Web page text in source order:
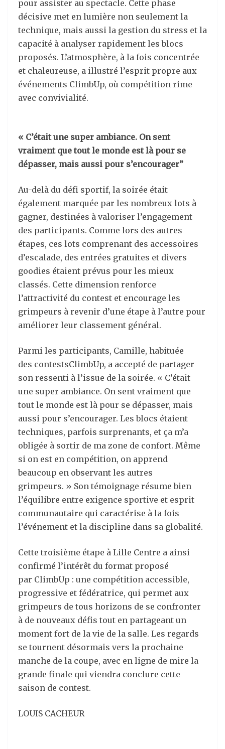
pour assister au spectacle. Cette phase
décisive met en lumière non seulement la
technique, mais aussi la gestion du stress et la
capacité à analyser rapidement les blocs
proposés. L’atmosphère, à la fois concentrée
et chaleureuse, a illustré l’esprit propre aux
événements ClimbUp, où compétition rime
avec convivialité.
« C’était une super ambiance. On sent
vraiment que tout le monde est là pour se
dépasser, mais aussi pour s’encourager”
Au-delà du défi sportif, la soirée était
également marquée par les nombreux lots à
gagner, destinées à valoriser l’engagement
des participants. Comme lors des autres
étapes, ces lots comprenant des accessoires
d’escalade, des entrées gratuites et divers
goodies étaient prévus pour les mieux
classés. Cette dimension renforce
l’attractivité du contest et encourage les
grimpeurs à revenir d’une étape à l’autre pour
améliorer leur classement général.
Parmi les participants, Camille, habituée
des contestsClimbUp, a accepté de partager
son ressenti à l’issue de la soirée. « C’était
une super ambiance. On sent vraiment que
tout le monde est là pour se dépasser, mais
aussi pour s’encourager. Les blocs étaient
techniques, parfois surprenants, et ça m’a
obligée à sortir de ma zone de confort. Même
si on est en compétition, on apprend
beaucoup en observant les autres
grimpeurs. » Son témoignage résume bien
l’équilibre entre exigence sportive et esprit
communautaire qui caractérise à la fois
l’événement et la discipline dans sa globalité.
Cette troisième étape à Lille Centre a ainsi
confirmé l’intérêt du format proposé
par ClimbUp : une compétition accessible,
progressive et fédératrice, qui permet aux
grimpeurs de tous horizons de se confronter
à de nouveaux défis tout en partageant un
moment fort de la vie de la salle. Les regards
se tournent désormais vers la prochaine
manche de la coupe, avec en ligne de mire la
grande finale qui viendra conclure cette
saison de contest.
LOUIS CACHEUR